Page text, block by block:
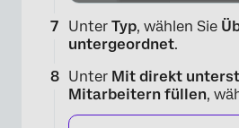
Unter Typ, wählen Sie
untergeordnet.
Unter Mit direkt
Mitarbeitern füllen,